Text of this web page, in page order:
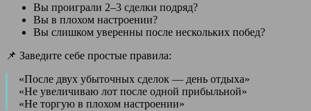
Вы проиграли 2–3 сделки подряд?
Вы в плохом настроении?
Вы слишком уверенны после нескольких побед?
📌 Заведите себе простые правила:
«После двух убыточных сделок — день отдыха»
«Не увеличиваю лот после одной прибыльной»
«Не торгую в плохом настроении»